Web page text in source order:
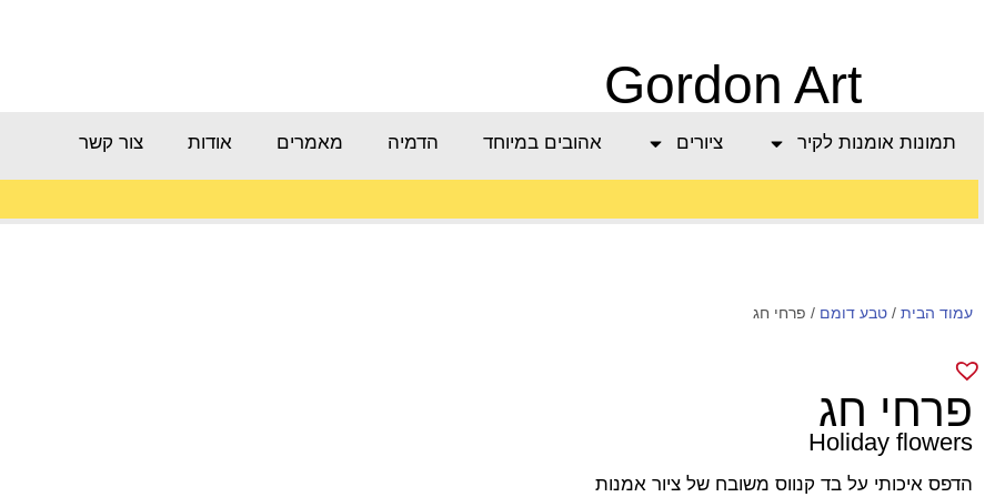
Gordon Art
תמונות אומנות לקיר ציורים אהובים במיוחד הדמיה מאמרים אודות צור קשר
מעל 800 ש"ח
עמוד הבית / טבע דומם / פרחי חג
פרחי חג
Holiday flowers
הדפס איכותי על בד קנווס משובח של ציור אמנות